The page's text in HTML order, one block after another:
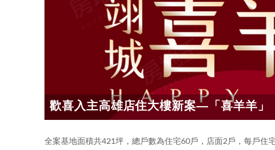
歡喜入主高雄店住大樓新案—「喜羊羊」
全案基地面積共421坪，總戶數為住宅60戶，店面2戶，每戶住